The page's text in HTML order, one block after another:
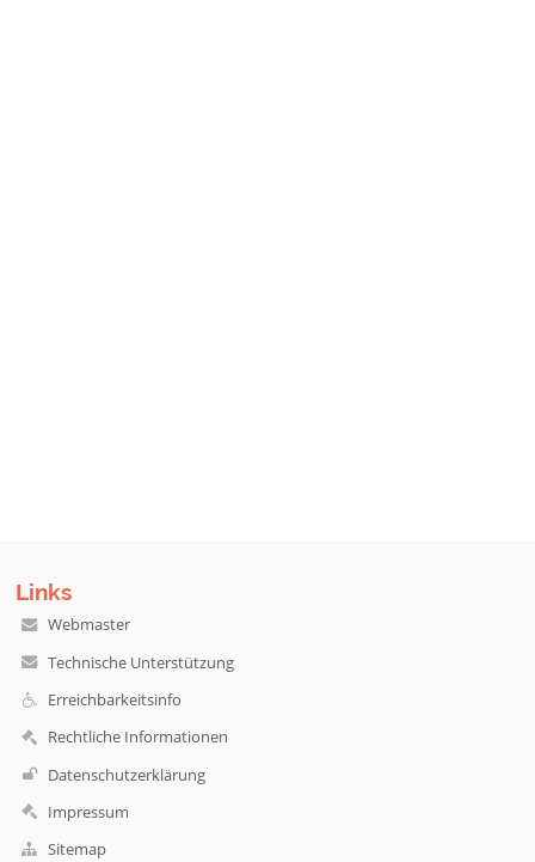
Links
Webmaster
Technische Unterstützung
Erreichbarkeitsinfo
Rechtliche Informationen
Datenschutzerklärung
Impressum
Sitemap